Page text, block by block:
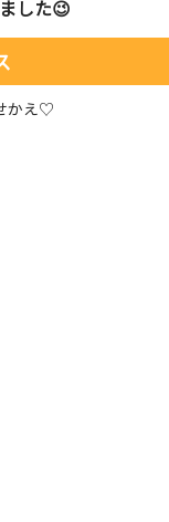
した😉
かえ♡